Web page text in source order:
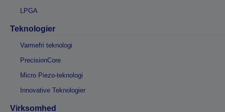
LPGA
Teknologier
Varmefri teknologi
PrecisionCore
Micro Piezo-teknologi
Innovative Teknologier
Virksomhed